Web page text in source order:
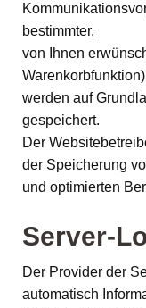
bestimmter,
von Ihnen
werden auf
gespeichert.
Der
der Speicherung
und optimierten
Server-
Der Provider der
automatisch